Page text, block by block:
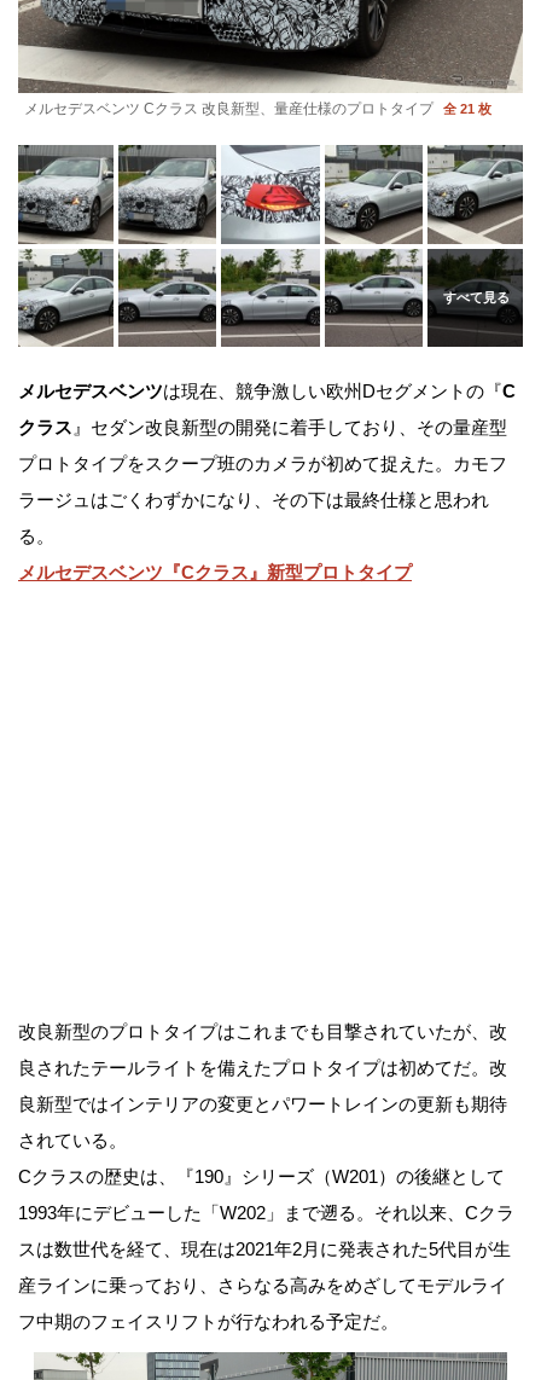
メルセデスベンツ Cクラス 改良新型、量産仕様のプロトタイプ 全 21 枚
メルセデスベンツは現在、競争激しい欧州Dセグメントの『C
クラス 』セダン改良新型の開発に着手しており、その量産型
プロトタイプをスクープ班のカメラが初めて捉えた。カモフ
ラージュはごくわずかになり、その下は最終仕様と思われ
る。
メルセデスベンツ『Cクラス』新型プロトタイプ
改良新型のプロトタイプはこれまでも目撃されていたが、改
良されたテールライトを備えたプロトタイプは初めてだ。改
良新型ではインテリアの変更とパワートレインの更新も期待
されている。
Cクラスの歴史は、『190』シリーズ（W201）の後継として
1993年にデビューした「W202」まで遡る。それ以来、Cクラ
スは数世代を経て、現在は2021年2月に発表された5代目が生
産ラインに乗っており、さらなる高みをめざしてモデルライ
フ中期のフェイスリフトが行なわれる予定だ。